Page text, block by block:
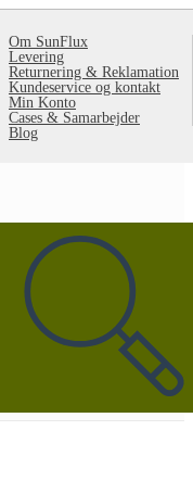
Om SunFlux
Levering
Returnering & Reklamation
Kundeservice og kontakt
Min Konto
Cases & Samarbejder
Blog